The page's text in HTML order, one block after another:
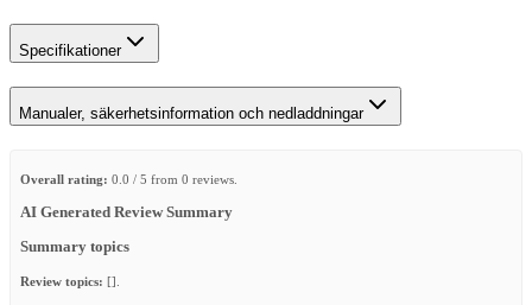
Specifikationer
Manualer, säkerhetsinformation och nedladdningar
Overall rating: 0.0 / 5 from 0 reviews.
AI Generated Review Summary
Summary topics
Review topics: [].